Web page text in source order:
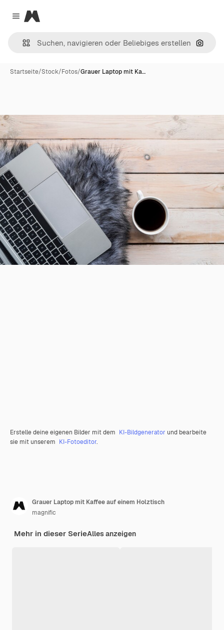
Close menu
Magnific
Nach
Startseite/Stock/Fotos/Grauer Laptop mit Ka…
Erstelle deine eigenen Bilder mit dem KI-Bildgenerator und bearbeite
sie mit unserem KI-Fotoeditor.
Grauer Laptop mit Kaffee auf einem Holztisch
magnific
Mehr in dieser SerieAlles anzeigen